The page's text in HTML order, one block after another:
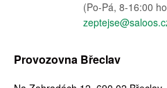
(Po-Pá, 8-16:00
Provozovna Břeclav